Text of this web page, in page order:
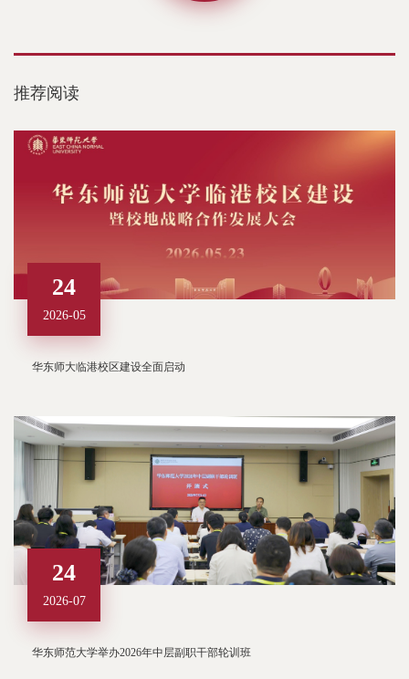
推荐阅读
24
2026-05
华东师大临港校区建设全面启动
24
2026-07
华东师范大学举办2026年中层副职干部轮训班